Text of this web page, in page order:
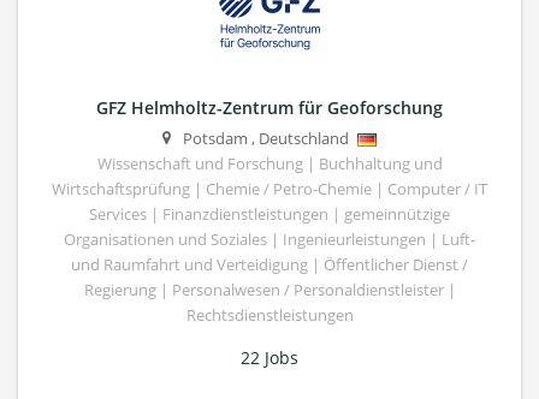
GFZ Helmholtz-Zentrum für Geoforschung
Potsdam , Deutschland
Wissenschaft und Forschung | Buchhaltung und
Wirtschaftsprüfung | Chemie / Petro-Chemie | Computer / IT
Services | Finanzdienstleistungen | gemeinnützige
Organisationen und Soziales | Ingenieurleistungen | Luft-
und Raumfahrt und Verteidigung | Öffentlicher Dienst /
Regierung | Personalwesen / Personaldienstleister |
Rechtsdienstleistungen
22 Jobs